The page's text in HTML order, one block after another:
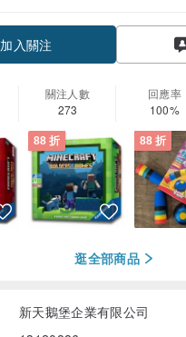
加入關注
關注人數
273
回應率
100%
88 折 88 折
逛全部商品
新天鵝堡企業有限公司